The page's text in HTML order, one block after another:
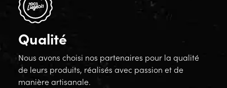
Qualité
Nous avons choisi nos partenaires pour la qualité
de leurs produits, réalisés avec passion et de
manière artisanale.